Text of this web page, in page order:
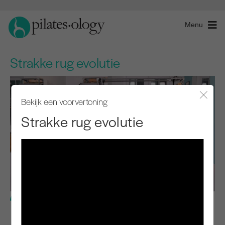
Menu
Strakke rug evolutie
Bekijk een voorvertoning
Strakke rug evolutie